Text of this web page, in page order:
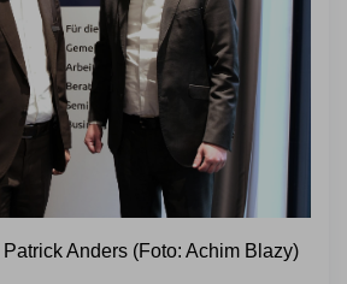
Anders (Foto: Achim Blazy)